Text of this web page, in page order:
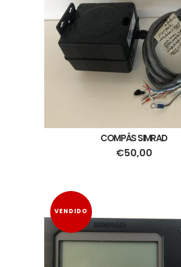
COMPÁS SIMRAD
€50,00
VENDIDO